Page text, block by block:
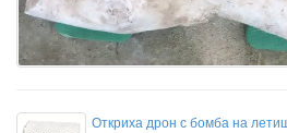
Откриха дрон с бомба на